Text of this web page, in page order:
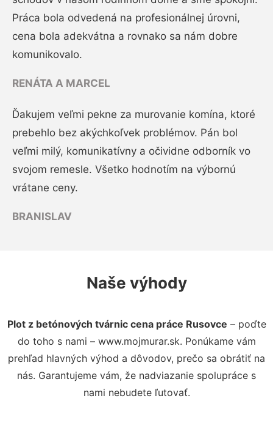
Práca bola odvedená na profesionálnej úrovni,
cena bola adekvátna a rovnako sa nám dobre
komunikovalo.
RENÁTA A MARCEL
Ďakujem veľmi pekne za murovanie komína, ktoré
prebehlo bez akýchkoľvek problémov. Pán bol
veľmi milý, komunikatívny a očividne odborník vo
svojom remesle. Všetko hodnotím na výbornú
vrátane ceny.
BRANISLAV
Naše výhody
Plot z betónových tvárnic cena práce Rusovce – poďte
do toho s nami – www.mojmurar.sk. Ponúkame vám
prehľad hlavných výhod a dôvodov, prečo sa obrátiť na
nás. Garantujeme vám, že nadviazanie spolupráce s
nami nebudete ľutovať.